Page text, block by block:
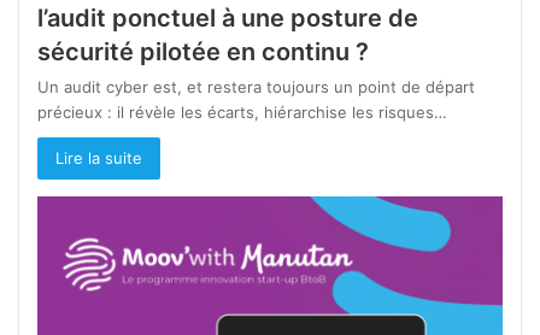
l’audit ponctuel à une posture de
sécurité pilotée en continu ?
Un audit cyber est, et restera toujours un point de départ
précieux : il révèle les écarts, hiérarchise les risques…
Lire la suite